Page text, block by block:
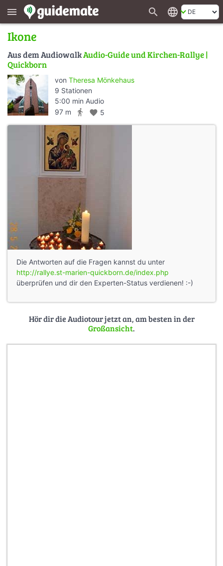
menu search language
Ikone
Aus dem AudiowalkAudio-Guide und Kirchen-Rallye |
Quickborn
von Theresa Mönkehaus
9 Stationen
5:00 min Audio
97 m
directions_walk favorite 5
Die Antworten auf die Fragen kannst du unter
http://rallye.st-marien-quickborn.de/index.php
überprüfen und dir den Experten-Status verdienen! :-)
Hör dir die Audiotour jetzt an, am besten in der
Großansicht.